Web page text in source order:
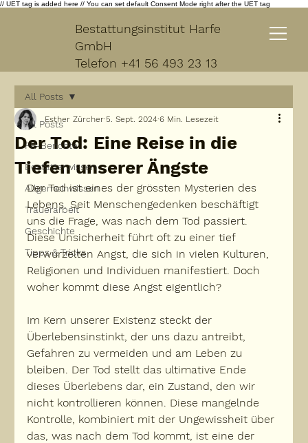
// UET tag is added here // You can set default Consent Mode right after the UET tag
Bestattungsinstitut Harfe
GmbH
Telefon +41 56 493 23 13
All Posts
PR-Berichte
Bestatterwissen
Allgemeinwissen
Trauerarbeit
Geschichte
Tipps & Tricks
All Posts
Der Tod: Eine Reise in die
Tiefen unserer Ängste
Esther Zürcher 5. Sept. 2024 6 Min. Lesezeit
Der Tod ist eines der grössten Mysterien des
Lebens. Seit Menschengedenken beschäftigt
uns die Frage, was nach dem Tod passiert.
Diese Unsicherheit führt oft zu einer tief
verwurzelten Angst, die sich in vielen Kulturen,
Religionen und Individuen manifestiert. Doch
woher kommt diese Angst eigentlich?
Im Kern unserer Existenz steckt der
Überlebensinstinkt, der uns dazu antreibt,
Gefahren zu vermeiden und am Leben zu
bleiben. Der Tod stellt das ultimative Ende
dieses Überlebens dar, ein Zustand, den wir
nicht kontrollieren können . Diese mangelnde
Kontrolle, kombiniert mit der Ungewissheit über
das, was nach dem Tod kommt, ist eine der